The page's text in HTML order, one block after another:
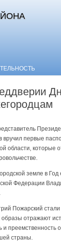
Skip to content
первые
области, которые
земле в Год
Федерации
Пожарский
образы отражают
и преемственность
страны.